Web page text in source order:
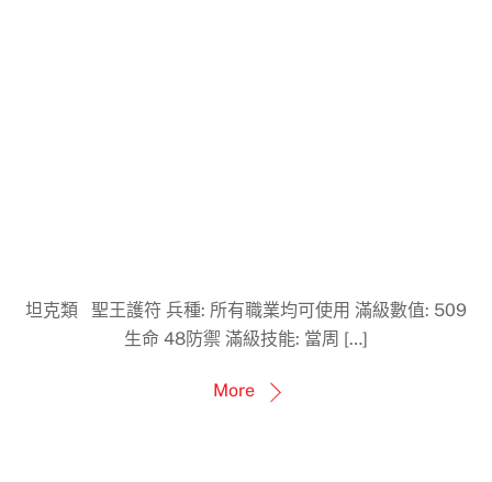
坦克類 聖王護符 兵種: 所有職業均可使用 滿級數值: 509
生命 48防禦 滿級技能: 當周 […]
More